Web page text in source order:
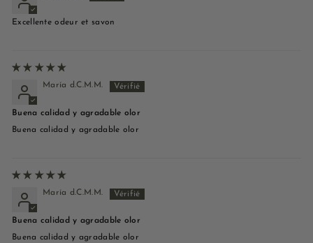
Excellente odeur et savon
María d.C.M.M.
Buena calidad y agradable olor
Buena calidad y agradable olor
María d.C.M.M.
Buena calidad y agradable olor
Buena calidad y agradable olor